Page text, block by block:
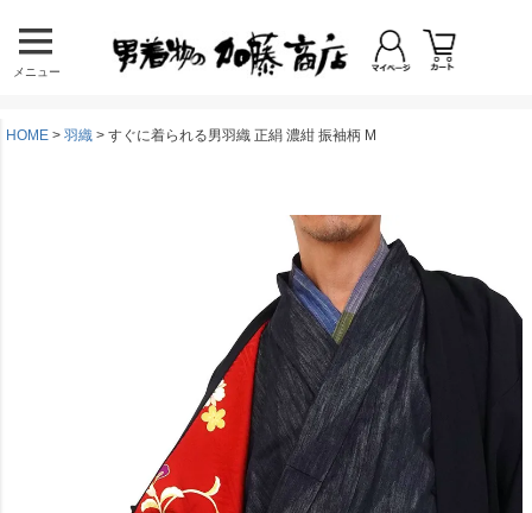
メニュー
HOME 羽織 すぐに着られる男羽織 正絹 濃紺 振袖柄 M